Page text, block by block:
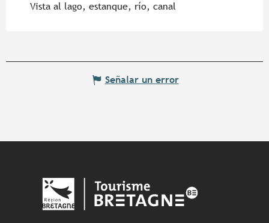
Vista al lago, estanque, río, canal
Señalar un error